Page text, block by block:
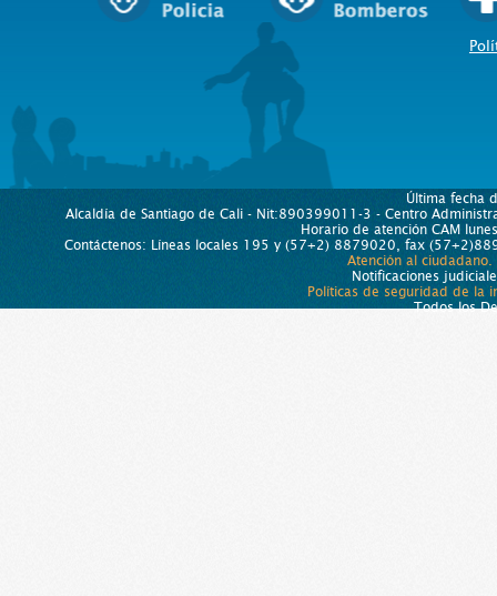
Última fecha
Alcaldía de Santiago de Cali - Nit:890399011-3 - Centro
Horario de atención CAM
Contáctenos: Líneas locales 195 y (57+2) 8879020, fax
Atención al ciudadano.
Notificaciones
Políticas de seguridad de la
Todos los